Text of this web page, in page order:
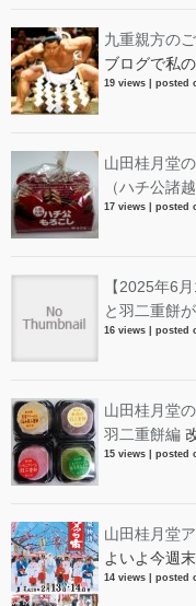
九重親方の
ブログで私の
19 views posted
山田桂月堂
（ハチ公諸
17 views posted
【2025年6
と羽二重餅
16 views posted
山田桂月堂
羽二重餅編
15 views posted
山田桂月堂
よいよ今週
14 views posted